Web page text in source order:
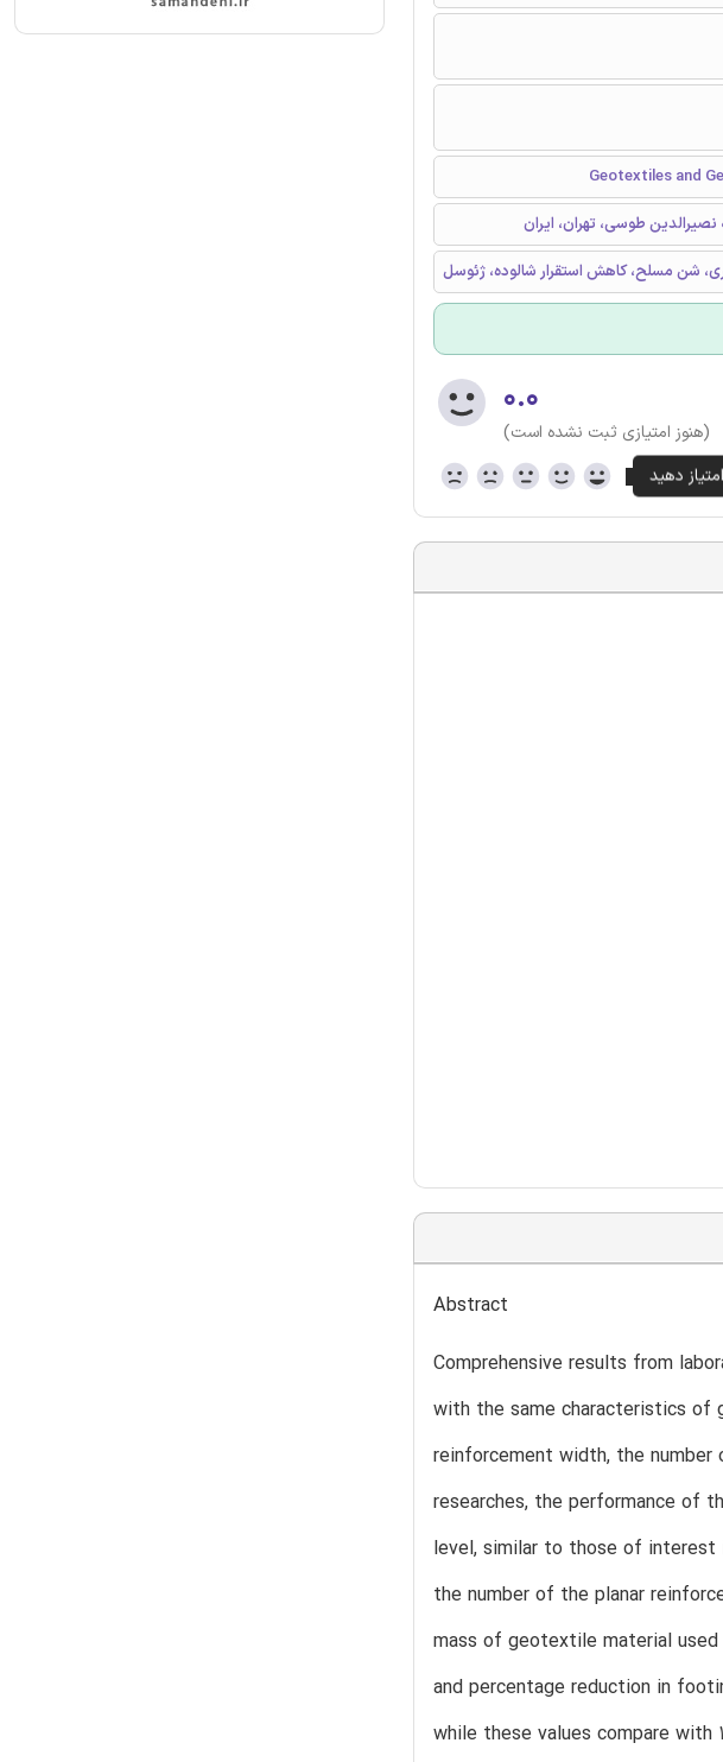
طوسی، تهران، ایران
شن مسلح، کاهش استقرار شالوده، ژئوسل
۰.۰
(هنوز امتیازی ثبت نشده است)
Abstract
Comprehensive results from
with the same characteristics of
reinforcement width, the
researches, the performance of
level, similar to those of
the number of the planar
mass of geotextile material
and percentage reduction in
while these values compare